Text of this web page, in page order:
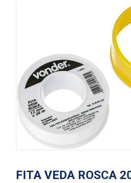
FITA VEDA ROSCA